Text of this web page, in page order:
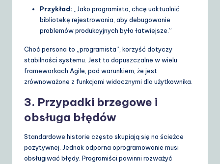
Przykład: „Jako programista, chcę uaktualnić
bibliotekę rejestrowania, aby debugowanie
problemów produkcyjnych było łatwiejsze.”
Choć persona to „programista”, korzyść dotyczy
stabilności systemu. Jest to dopuszczalne w wielu
frameworkach Agile, pod warunkiem, że jest
zrównoważone z funkcjami widocznymi dla użytkownika.
3. Przypadki brzegowe i
obsługa błędów
Standardowe historie często skupiają się na ścieżce
pozytywnej. Jednak odporna oprogramowanie musi
obsługiwać błędy. Programiści powinni rozważyć